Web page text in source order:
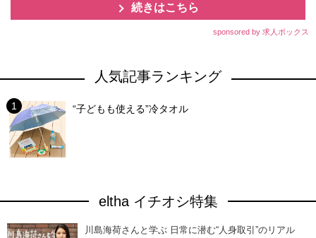
続きはこちら
sponsored by 求人ボックス
人気記事ランキング
“子どもも使える”冷タオル
eltha イチオシ特集
川島海荷さんと学ぶ 日常に潜む“人身取引”のリアル